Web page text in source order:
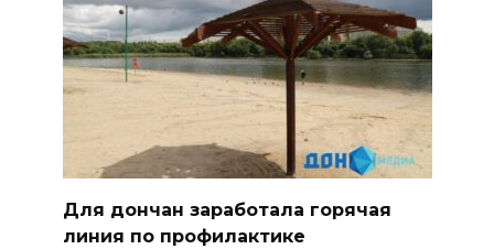
Для дончан заработала горячая
линия по профилактике